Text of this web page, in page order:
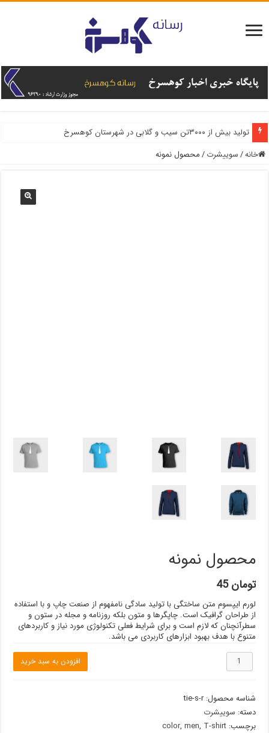
تولید بیش از ۳۰۰۰تن سیب و گلابی در شهرستان کوهسرخ
اشتغال پایدار با توسعه کشت آنغوزه در کوهسرخ
خانه/سوییشرت /محصول نمونه
محصول نمونه
تومان45
لورم ایپسوم متن ساختگی با تولید سادگی نامفهوم از صنعت چاپ و با استفاده
از طراحان گرافیک است. چاپگرها و متون بلکه روزنامه و مجله در ستون و
سطرآنچنان که لازم است و برای شرایط فعلی تکنولوژی مورد نیاز و کاربردهای
متنوع با هدف بهبود ابزارهای کاربردی می باشد.
محصول
نمونه
افزودن به سبد خرید
شناسه محصول:tie-s-r
دسته: سوییشرت
برچسب:
color, men, T-shirt